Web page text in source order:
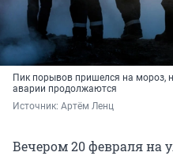
Пик порывов пришелся на мороз,
аварии продолжаются
Источник: Артём Ленц
Вечером 20 февраля на